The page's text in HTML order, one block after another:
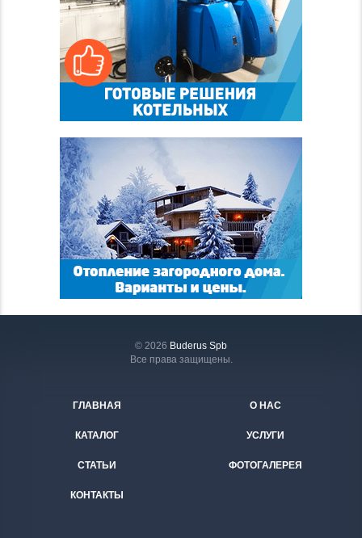
© 2026 Buderus Spb
Все права защищены.
ГЛАВНАЯ О НАС
КАТАЛОГ УСЛУГИ
СТАТЬИ ФОТОГАЛЕРЕЯ
КОНТАКТЫ